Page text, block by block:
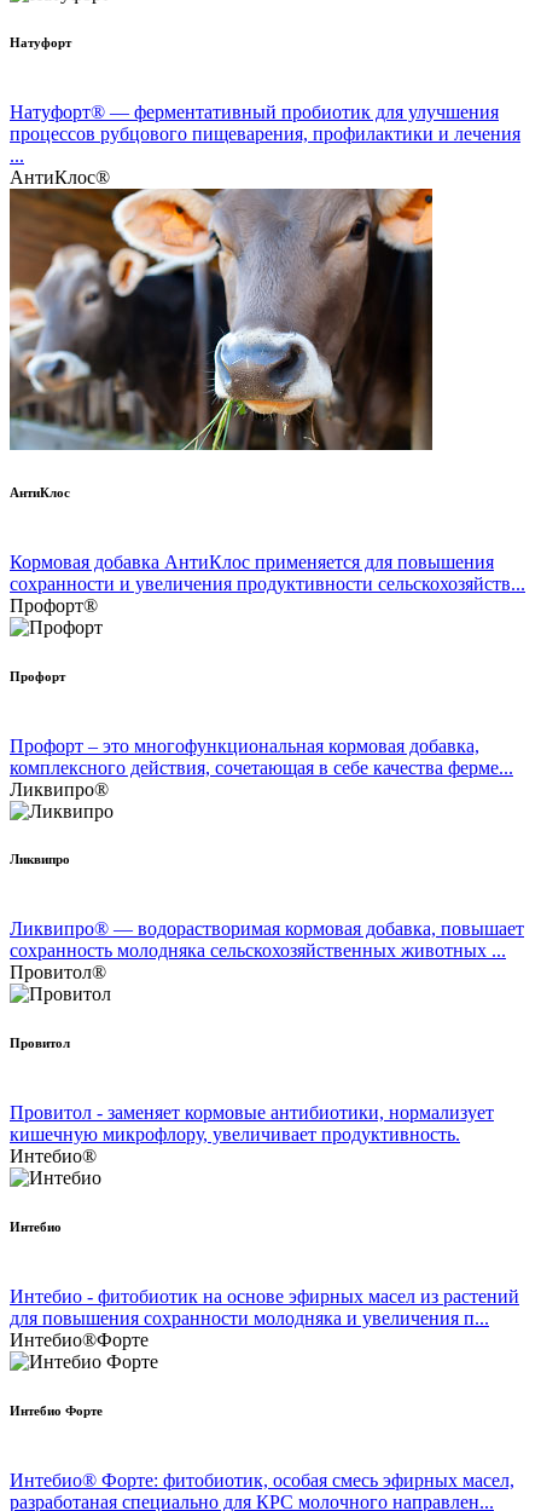
Натуфорт
Натуфорт® — ферментативный пробиотик для улучшения
процессов рубцового пищеварения, профилактики и лечения
...
АнтиКлос®
АнтиКлос
Кормовая добавка АнтиКлос применяется для повышения
сохранности и увеличения продуктивности сельскохозяйств...
Профорт®
Профорт
Профорт – это многофункциональная кормовая добавка,
комплексного действия, сочетающая в себе качества ферме...
Ликвипро®
Ликвипро
Ликвипро® — водорастворимая кормовая добавка, повышает
сохранность молодняка сельскохозяйственных животных ...
Провитол®
Провитол
Провитол - заменяет кормовые антибиотики, нормализует
кишечную микрофлору, увеличивает продуктивность.
Интебио®
Интебио
Интебио - фитобиотик на основе эфирных масел из растений
для повышения сохранности молодняка и увеличения п...
Интебио®Форте
Интебио Форте
Интебио® Форте: фитобиотик, особая смесь эфирных масел,
разработаная специально для КРС молочного направлен...